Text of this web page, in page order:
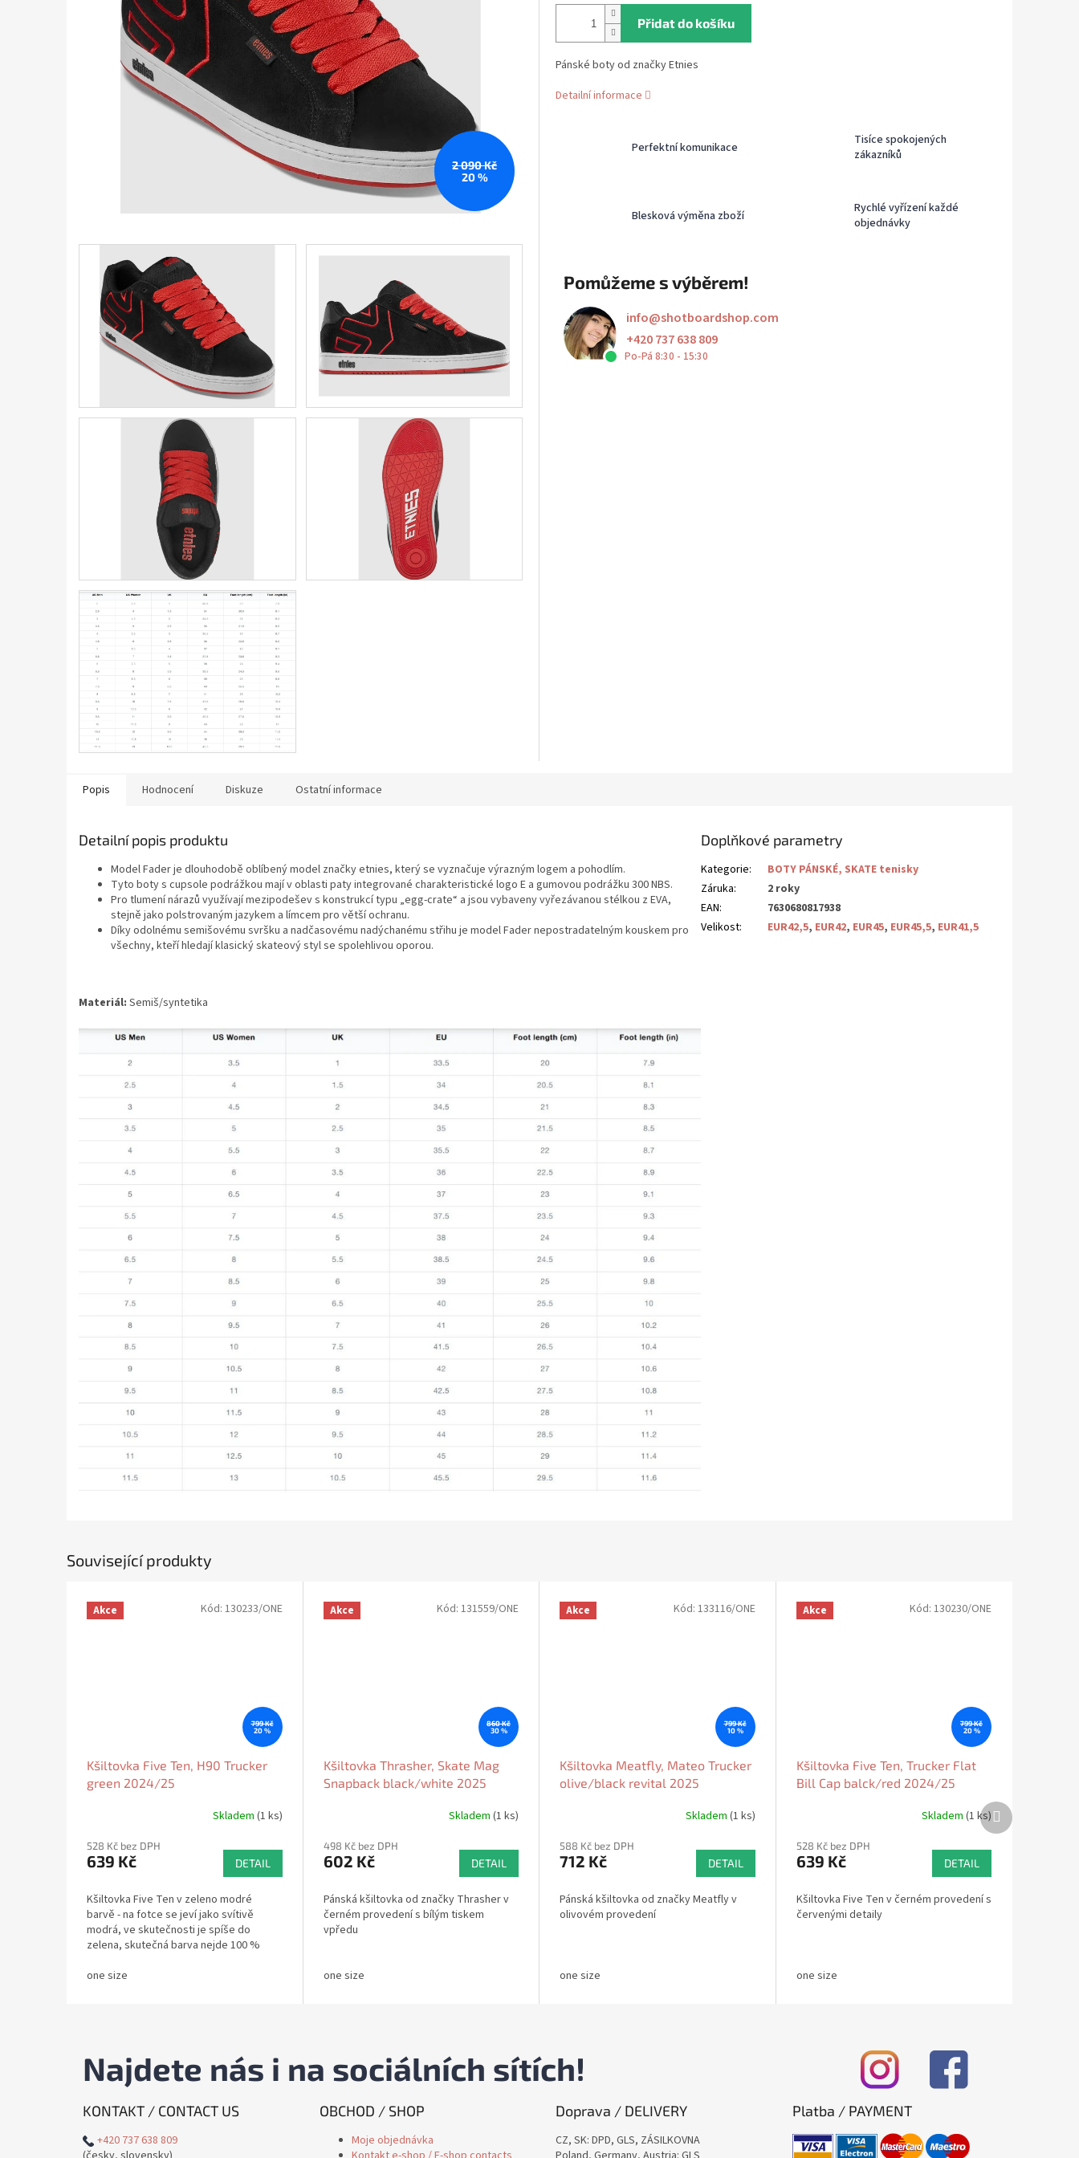
2 090 Kč
20 %
Přidat do košíku
Pánské boty od značky Etnies
Detailní informace
Perfektní komunikace
Tisíce spokojených
zákazníků
Blesková výměna zboží
Rychlé vyřízení každé
objednávky
Pomůžeme s výběrem!
info@shotboardshop.com
+420 737 638 809
Po-Pá 8:30 - 15:30
Popis Hodnocení Diskuze Ostatní informace
Detailní popis produktu
Model Fader je dlouhodobě oblíbený model značky etnies, který se vyznačuje výrazným logem a pohodlím.
Tyto boty s cupsole podrážkou mají v oblasti paty integrované charakteristické logo E a gumovou podrážku 300 NBS.
Pro tlumení nárazů využívají mezipodešev s konstrukcí typu „egg-crate“ a jsou vybaveny vyřezávanou stélkou z EVA,
stejně jako polstrovaným jazykem a límcem pro větší ochranu.
Díky odolnému semišovému svršku a nadčasovému nadýchanému střihu je model Fader nepostradatelným kouskem pro
všechny, kteří hledají klasický skateový styl se spolehlivou oporou.
Materiál: Semiš/syntetika
Doplňkové parametry
Kategorie:
BOTY PÁNSKÉ, SKATE tenisky
Záruka:
2 roky
EAN:
7630680817938
Velikost: EUR42,5, EUR42, EUR45, EUR45,5, EUR41,5
Související produkty
Akce
799 Kč
20 %
Kšiltovka Five Ten, H90 Trucker
green 2024/25
Skladem (1 ks)
528 Kč bez DPH
639 Kč DETAIL
Kšiltovka Five Ten v zeleno modré
barvě - na fotce se jeví jako svítivě
modrá, ve skutečnosti je spíše do
zelena, skutečná barva nejde 100 %
one size
Kód: 130233/ONE Akce
860 Kč
30 %
Kšiltovka Thrasher, Skate Mag
Snapback black/white 2025
Skladem (1 ks)
498 Kč bez DPH
602 Kč DETAIL
Pánská kšiltovka od značky Thrasher v
černém provedení s bílým tiskem
vpředu
one size
Kód: 131559/ONE Akce
799 Kč
10 %
Kšiltovka Meatfly, Mateo Trucker
olive/black revital 2025
Skladem (1 ks)
588 Kč bez DPH
712 Kč DETAIL
Pánská kšiltovka od značky Meatfly v
olivovém provedení
one size
Kód: 133116/ONE Akce
799 Kč
20 %
Kšiltovka Five Ten, Trucker Flat
Bill Cap balck/red 2024/25
Skladem (1 ks)
528 Kč bez DPH
639 Kč DETAIL
Kšiltovka Five Ten v černém provedení s
červenými detaily
one size
Kód: 130230/ONE
Další
produkt
Najdete nás i na sociálních sítích!
KONTAKT / CONTACT US
+420 737 638 809
OBCHOD / SHOP
Moje objednávka
Doprava / DELIVERY
CZ, SK: DPD, GLS, ZÁSILKOVNA
Platba / PAYMENT